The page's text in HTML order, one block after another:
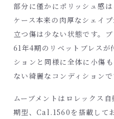
部分に僅かにポリッシュ感
ケース本来の肉厚なシェイ
立つ傷は少ない状態です。
61年4期のリベットブレスが
ションと同様に全体に小傷
ない綺麗なコンディションで
ムーブメントはロレックス
期型、Cal.1560を搭載して